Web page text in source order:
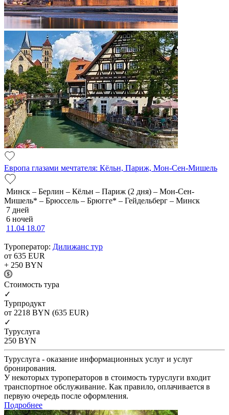
Европа глазами мечтателя: Кёльн, Париж, Мон-Сен-Мишель
Минск – Берлин – Кёльн – Париж (2 дня) – Мон-Сен-
Мишель* – Брюссель – Брюгге* – Гейдельберг – Минск
7 дней
6 ночей
11.04 18.07
Туроператор: Дилижанс тур
от 635 EUR
+ 250 BYN
Cтоимость тура
✓
Турпродукт
от 2218 BYN (635 EUR)
✓
Туруслуга
250 BYN
Туруслуга - оказание информационных услуг и услуг
бронирования.
У некоторых туроператоров в стоимость туруслуги входит
транспортное обслуживание. Как правило, оплачивается в
первую очередь после оформления.
Подробнее